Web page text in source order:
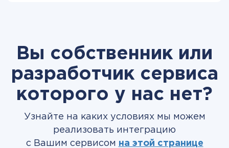
Вы собственник или
разработчик сервиса
которого у нас нет?
Узнайте на каких условиях мы можем
реализовать интеграцию
с Вашим сервисом на этой странице